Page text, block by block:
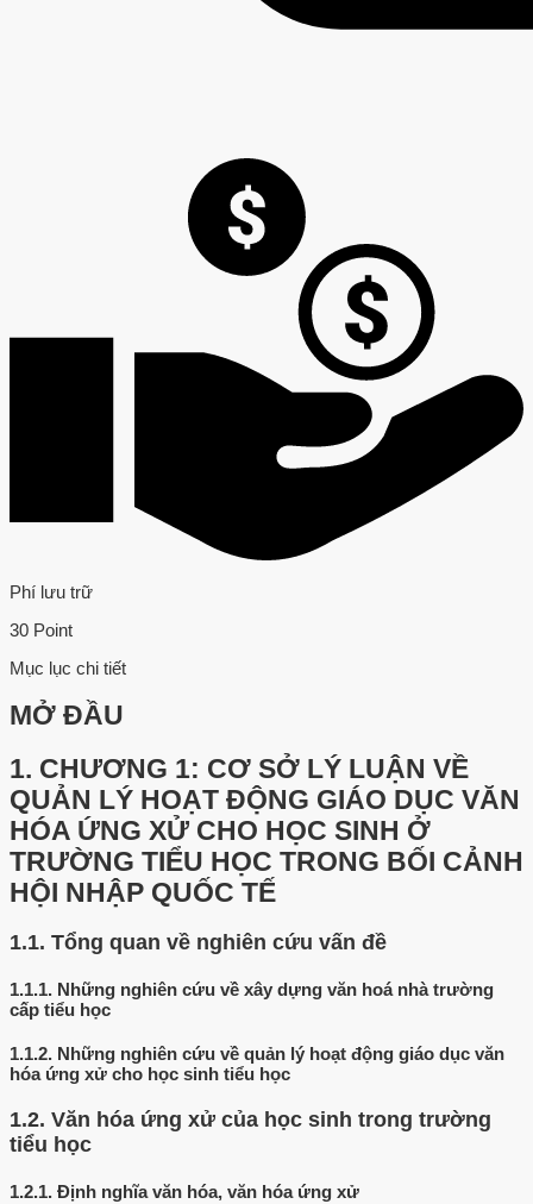
Phí lưu trữ
30 Point
Mục lục chi tiết
MỞ ĐẦU
1. CHƯƠNG 1: CƠ SỞ LÝ LUẬN VỀ
QUẢN LÝ HOẠT ĐỘNG GIÁO DỤC VĂN
HÓA ỨNG XỬ CHO HỌC SINH Ở
TRƯỜNG TIỂU HỌC TRONG BỐI CẢNH
HỘI NHẬP QUỐC TẾ
1.1. Tổng quan về nghiên cứu vấn đề
1.1.1. Những nghiên cứu về xây dựng văn hoá nhà trường
cấp tiểu học
1.1.2. Những nghiên cứu về quản lý hoạt động giáo dục văn
hóa ứng xử cho học sinh tiểu học
1.2. Văn hóa ứng xử của học sinh trong trường
tiểu học
1.2.1. Định nghĩa văn hóa, văn hóa ứng xử